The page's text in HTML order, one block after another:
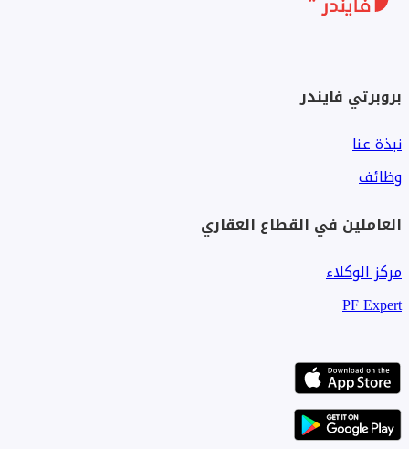
بروبرتي فايندر
نبذة عنا
وظائف
العاملين في القطاع العقاري
مركز الوكلاء
PF Expert